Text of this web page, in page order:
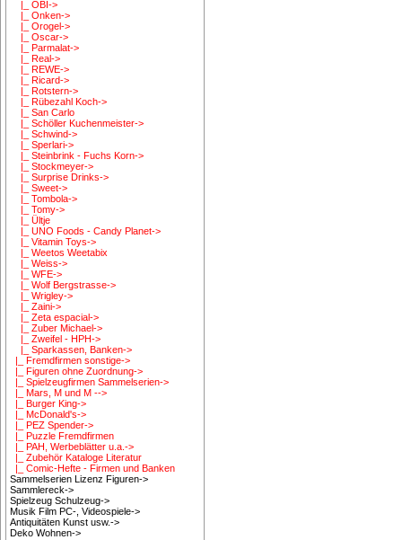
|_ OBI->
|_ Onken->
|_ Orogel->
|_ Oscar->
|_ Parmalat->
|_ Real->
|_ REWE->
|_ Ricard->
|_ Rotstern->
|_ Rübezahl Koch->
|_ San Carlo
|_ Schöller Kuchenmeister->
|_ Schwind->
|_ Sperlari->
|_ Steinbrink - Fuchs Korn->
|_ Stockmeyer->
|_ Surprise Drinks->
|_ Sweet->
|_ Tombola->
|_ Tomy->
|_ Ültje
|_ UNO Foods - Candy Planet->
|_ Vitamin Toys->
|_ Weetos Weetabix
|_ Weiss->
|_ WFE->
|_ Wolf Bergstrasse->
|_ Wrigley->
|_ Zaini->
|_ Zeta espacial->
|_ Zuber Michael->
|_ Zweifel - HPH->
|_ Sparkassen, Banken->
|_ Fremdfirmen sonstige->
|_ Figuren ohne Zuordnung->
|_ Spielzeugfirmen Sammelserien->
|_ Mars, M und M -->
|_ Burger King->
|_ McDonald's->
|_ PEZ Spender->
|_ Puzzle Fremdfirmen
|_ PAH, Werbeblätter u.a.->
|_ Zubehör Kataloge Literatur
|_ Comic-Hefte - Firmen und Banken
Sammelserien Lizenz Figuren->
Sammlereck->
Spielzeug Schulzeug->
Musik Film PC-, Videospiele->
Antiquitäten Kunst usw.->
Deko Wohnen->